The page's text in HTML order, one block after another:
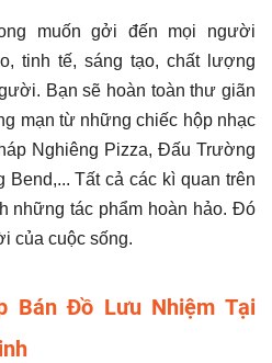
muốn gởi đến mọi người
tinh tế, sáng tạo, chất lượng
Bạn sẽ hoàn toàn thư giãn
mạn từ những chiếc hộp nhạc
Nghiêng Pizza, Đấu Trường
Bend,... Tất cả các kì quan trên
những tác phẩm hoàn hảo. Đó
của cuộc sống.
Bán Đồ Lưu Nhiệm Tại